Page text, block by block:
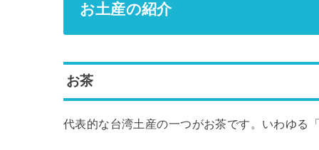
お土産の紹介
お茶
代表的な台湾土産の一つがお茶です。いわゆる